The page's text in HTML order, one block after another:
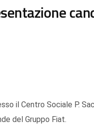
il Centro Sociale P.
del Gruppo Fiat.